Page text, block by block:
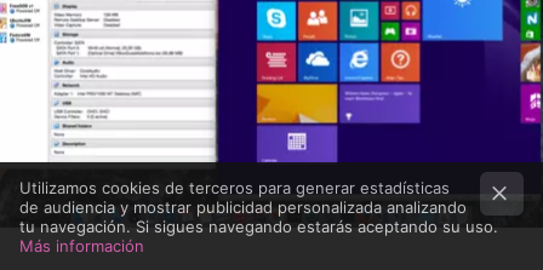
Utilizamos cookies de terceros para generar estadísticas
de audiencia y mostrar publicidad personalizada analizando
tu navegación. Si sigues navegando estarás aceptando su uso.
Más información